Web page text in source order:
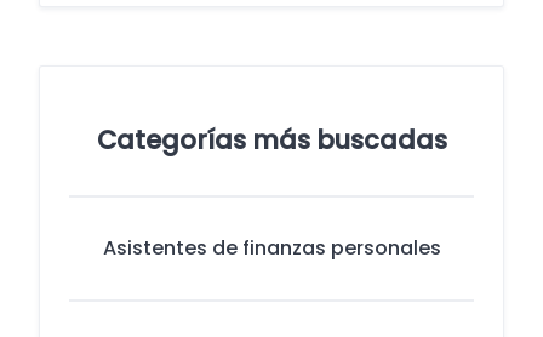
Categorías más buscadas
Asistentes de finanzas personales